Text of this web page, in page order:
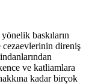
baskıların
cezaevlerinin direniş
ve katliamlara
kadar birçok